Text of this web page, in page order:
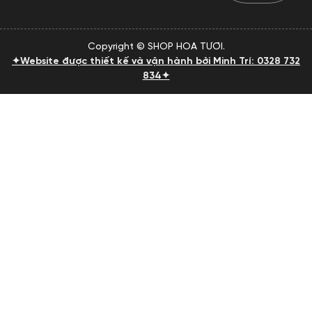
Copyright © SHOP HOA TƯƠI.
✦Website được thiết kế và vận hành bởi Minh Trí: 0328 732
834✦